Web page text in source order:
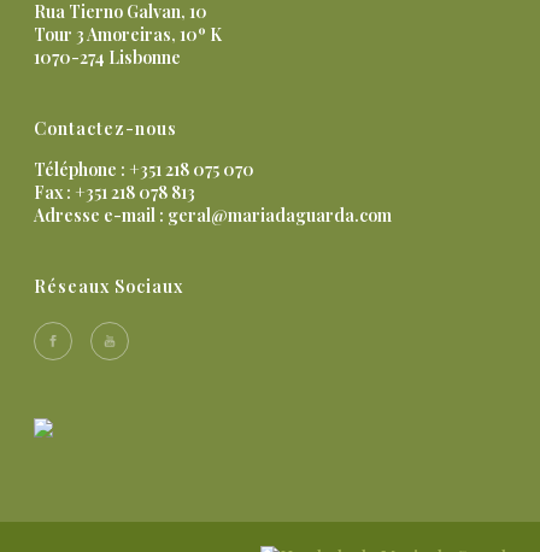
Rua Tierno Galvan, 10
Tour 3 Amoreiras, 10º K
1070-274 Lisbonne
Contactez-nous
Téléphone : +351 218 075 070
Fax : +351 218 078 813
Adresse e-mail : geral@mariadaguarda.com
Réseaux Sociaux